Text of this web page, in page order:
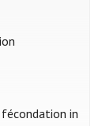
in